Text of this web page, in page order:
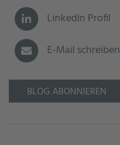
LinkedIn Profil
E-Mail schreiben
BLOG ABONNIEREN